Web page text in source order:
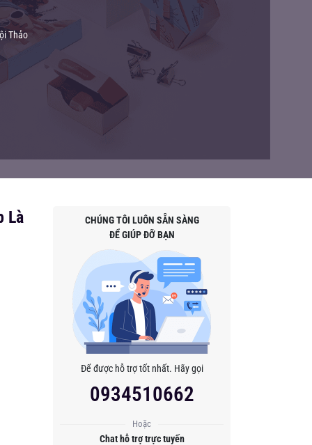
Thảo
Là
CHÚNG TÔI LUÔN SẴN SÀNG
ĐỂ GIÚP ĐỠ BẠN
Để được hỗ trợ tốt nhất. Hãy gọi
0934510662
Hoặc
Chat hỗ trợ trực tuyến